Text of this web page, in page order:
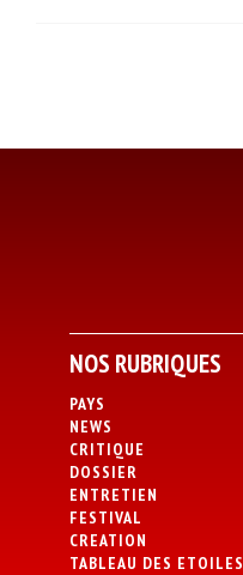
NOS RUBRIQUES
PAYS
NEWS
CRITIQUE
DOSSIER
ENTRETIEN
FESTIVAL
CREATION
TABLEAU DES ETOILES